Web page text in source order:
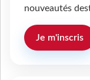
nouveautés
Je m'inscris